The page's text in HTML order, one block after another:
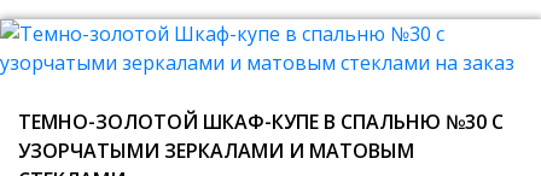
ТЕМНО-ЗОЛОТОЙ ШКАФ-КУПЕ В СПАЛЬНЮ №30 С
УЗОРЧАТЫМИ ЗЕРКАЛАМИ И МАТОВЫМ